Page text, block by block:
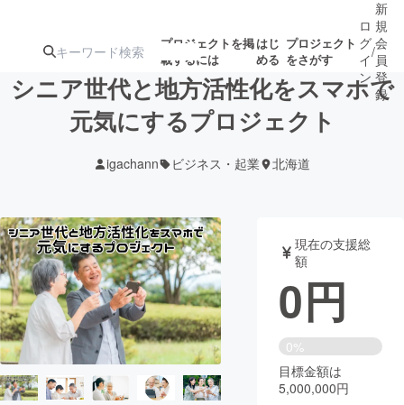
プロジェクトを掲
載するには
はじ
める
プロジェクト
をさがす
ターン
ジェクト
募集終了が近いプ
ロジェクト
アート・写真 音楽
テクノロジー・ガジェット ゲーム・サ
映像・映画 書籍・雑誌
ビジネス・起業 チャレンジ
ロ
グ
イ
ン
/
新
規
会
員
登
録
シニア世代と地方活性化をスマホで
元気にするプロジェクト
igachann ビジネス・起業 北海道
現在の支援総
額
0円
0%
目標金額は
5,000,000円